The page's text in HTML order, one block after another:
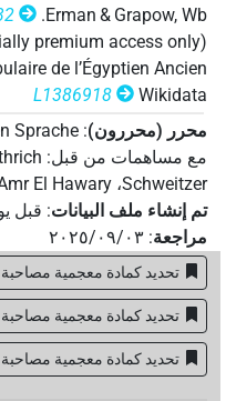
Erman & Grapow, Wb.
premium access only)
de l’Égyptien Ancien
Wikidata
L1386918
محرر (محررون):
Sprache
مع مساهمات من قبل:
Schweitzer، El Hawary
تم إنشاء ملف البيانات: قبل يونيو ۲۰۱٥
مراجعة: ٢٠٢٥/٠٩/٠٣
تحديد كمادة معجمية مصاحبة ١
تحديد كمادة معجمية مصاحبة ٢
تحديد كمادة معجمية مصاحبة ۳